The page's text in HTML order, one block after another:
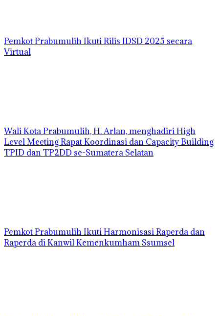
Pemkot Prabumulih Ikuti Rilis IDSD 2025 secara
Virtual
Wali Kota Prabumulih, H. Arlan, menghadiri High
Level Meeting Rapat Koordinasi dan Capacity Building
TPID dan TP2DD se-Sumatera Selatan
Pemkot Prabumulih Ikuti Harmonisasi Raperda dan
Raperda di Kanwil Kemenkumham Ssumsel